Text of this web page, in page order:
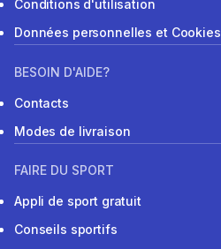
Conditions d'utilisation
Données personnelles et Cookies
BESOIN D'AIDE?
Contacts
Modes de livraison
FAIRE DU SPORT
Appli de sport gratuit
Conseils sportifs